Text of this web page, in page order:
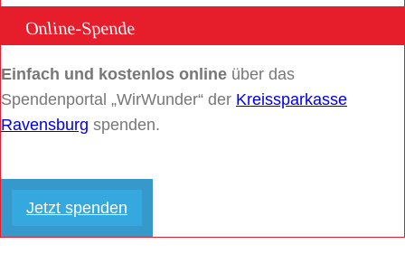
Online-Spende
Einfach und kostenlos online über das
Spendenportal „WirWunder“ der Kreissparkasse
Ravensburg spenden.
Jetzt spenden